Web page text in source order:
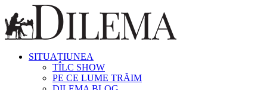
SITUAȚIUNEA
TÎLC SHOW
PE CE LUME TRĂIM